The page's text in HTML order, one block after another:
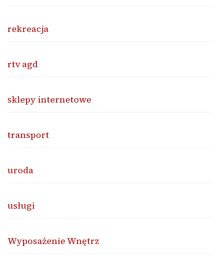
rekreacja
rtv agd
sklepy internetowe
transport
uroda
usługi
Wyposażenie Wnętrz